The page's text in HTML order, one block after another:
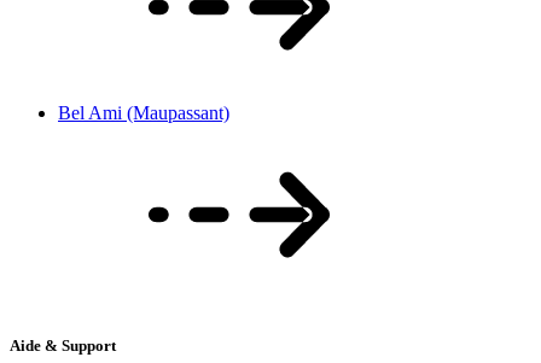
Bel Ami (Maupassant)
Aide & Support